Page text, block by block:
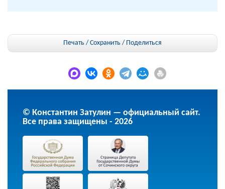
Печать / Сохранить / Поделиться
© Константин Затулин — официальный сайт.
Все права защищены - 2026